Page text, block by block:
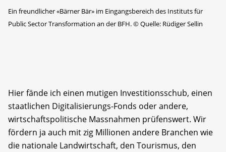
Ein freundlicher «Bärner Bär» im Eingangsbereich des Instituts für
Public Sector Transformation an der BFH.©Quelle: Rüdiger Sellin
Hier fände ich einen mutigen Investitionsschub, einen
staatlichen Digitalisierungs-Fonds oder andere,
wirtschaftspolitische Massnahmen prüfenswert. Wir
fördern ja auch mit zig Millionen andere Branchen wie
die nationale Landwirtschaft, den Tourismus, den